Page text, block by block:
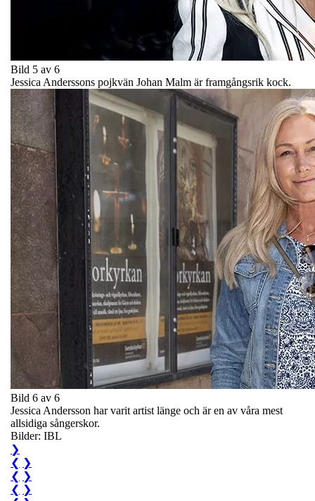
Bild 5 av 6
Jessica Anderssons pojkvän Johan Malm är framgångsrik kock.
Bild 6 av 6
Jessica Andersson har varit artist länge och är en av våra mest
allsidiga sångerskor.
Bilder: IBL
❯
❮ ❯
❮ ❯
❮ ❯